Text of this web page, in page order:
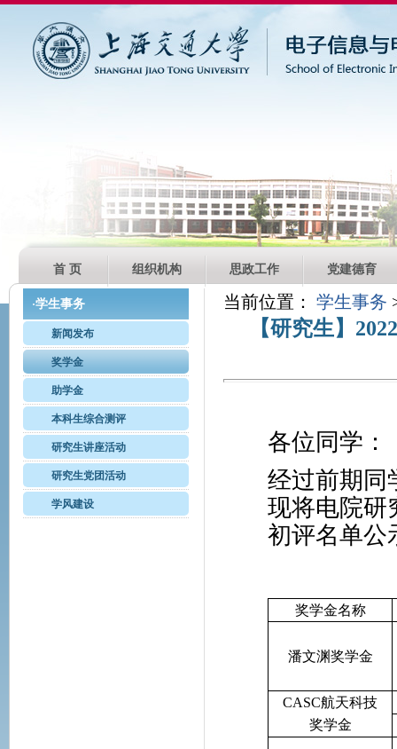
首 页 组织机构 思政工作 党建德育
·学生事务
新闻发布
奖学金
助学金
本科生综合测评
研究生讲座活动
研究生党团活动
学风建设
当前位置：学生事务
【研究生】
各位同学：
经过前期同
现将电院研
初评名单公
奖学金名称
潘文渊奖学金
CASC航天科技
奖学金